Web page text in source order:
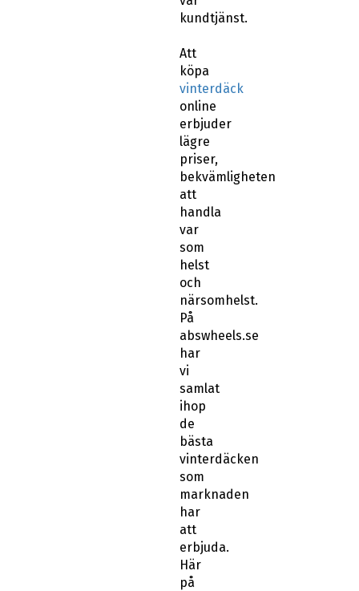
kundtjänst.
Att
köpa
vinterdäck
online
erbjuder
lägre
priser,
bekvämligheten
att
handla
var
som
helst
och
närsomhelst.
På
abswheels.se
har
vi
samlat
ihop
de
bästa
vinterdäcken
som
marknaden
har
att
erbjuda.
Här
på